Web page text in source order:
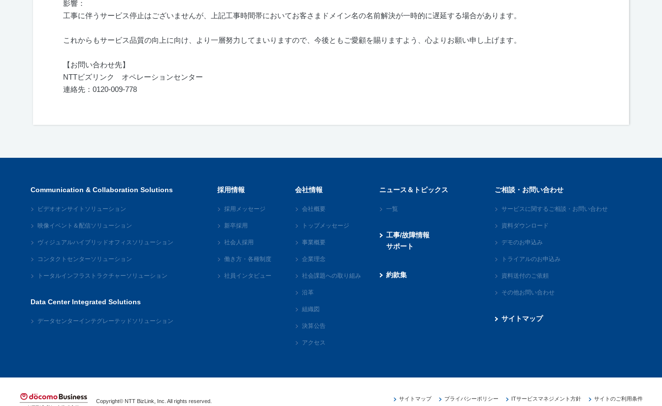
影響：
工事に伴うサービス停止はございませんが、上記工事時間帯においてお客さまドメイン名の名前解決が一時的に遅延する場合があります。
これからもサービス品質の向上に向け、より一層努力してまいりますので、今後ともご愛顧を賜りますよう、心よりお願い申し上げます。
【お問い合わせ先】
NTTビズリンク オペレーションセンター
連絡先： 0120-009-778
Communication & Collaboration Solutions
ビデオオンサイトソリューション
映像イベント＆配信ソリューション
ヴィジュアルハイブリッドオフィスソリューション
コンタクトセンターソリューション
トータルインフラストラクチャーソリューション
Data Center Integrated Solutions
データセンターインテグレーテッドソリューション
採用情報
採用メッセージ
新卒採用
社会人採用
働き方・各種制度
社員インタビュー
会社情報
会社概要
トップメッセージ
事業概要
企業理念
社会課題への取り組み
沿革
組織図
決算公告
アクセス
ニュース＆トピックス
一覧
工事/故障情報
サポート
約款集
ご相談・お問い合わせ
サービスに関するご相談・お問い合わせ
資料ダウンロード
デモのお申込み
トライアルのお申込み
資料送付のご依頼
その他お問い合わせ
サイトマップ
サイトマップ プライバシーポリシー ITサービスマネジメント方針 サイトのご利用条件
Copyright© NTT BizLink, Inc. All rights reserved.